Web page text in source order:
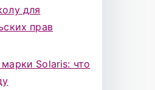
для
прав
Solaris: что